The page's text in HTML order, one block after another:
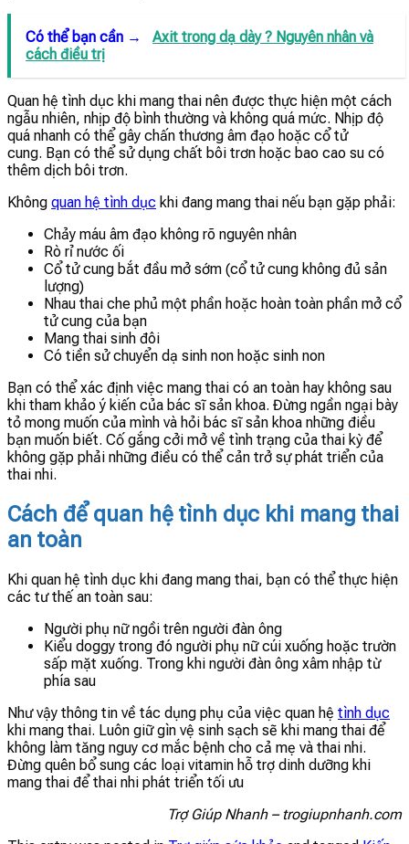
Có thể bạn cần →
Axit trong dạ dày ? Nguyên nhân và
cách điều trị
Quan hệ tình dục khi mang thai nên được thực hiện một cách
ngẫu nhiên, nhịp độ bình thường và không quá mức. Nhịp độ
quá nhanh có thể gây chấn thương âm đạo hoặc cổ tử
cung. Bạn có thể sử dụng chất bôi trơn hoặc bao cao su có
thêm dịch bôi trơn.
Không quan hệ tình dục khi đang mang thai nếu bạn gặp phải:
Chảy máu âm đạo không rõ nguyên nhân
Rò rỉ nước ối
Cổ tử cung bắt đầu mở sớm (cổ tử cung không đủ sản
lượng)
Nhau thai che phủ một phần hoặc hoàn toàn phần mở cổ
tử cung của bạn
Mang thai sinh đôi
Có tiền sử chuyển dạ sinh non hoặc sinh non
Bạn có thể xác định việc mang thai có an toàn hay không sau
khi tham khảo ý kiến ​​của bác sĩ sản khoa. Đừng ngần ngại bày
tỏ mong muốn của mình và hỏi bác sĩ sản khoa những điều
bạn muốn biết. Cố gắng cởi mở về tình trạng của thai kỳ để
không gặp phải những điều có thể cản trở sự phát triển của
thai nhi.
Cách để quan hệ tình dục khi mang thai
an toàn
Khi quan hệ tình dục khi đang mang thai, bạn có thể thực hiện
các tư thế an toàn sau:
Người phụ nữ ngồi trên người đàn ông
Kiểu doggy trong đó người phụ nữ cúi xuống hoặc trườn
sấp mặt xuống. Trong khi người đàn ông xâm nhập từ
phía sau
Như vậy thông tin về tác dụng phụ của việc quan hệ tình dục
khi mang thai. Luôn giữ gìn vệ sinh sạch sẽ khi mang thai để
không làm tăng nguy cơ mắc bệnh cho cả mẹ và thai nhi.
Đừng quên bổ sung các loại vitamin hỗ trợ dinh dưỡng khi
mang thai để thai nhi phát triển tối ưu
Trợ Giúp Nhanh – trogiupnhanh.com